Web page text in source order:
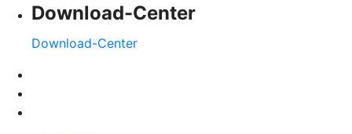
Download-Center
Download-Center